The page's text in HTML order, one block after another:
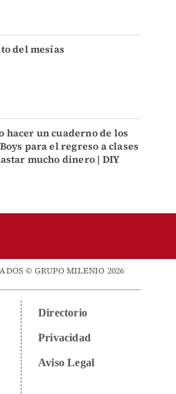
del mesías
hacer un cuaderno de los
para el regreso a clases
mucho dinero | DIY
© GRUPO MILENIO 2026
Directorio
Privacidad
Aviso Legal